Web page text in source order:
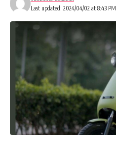
Last updated: 2024/04/02 at 8:43 PM